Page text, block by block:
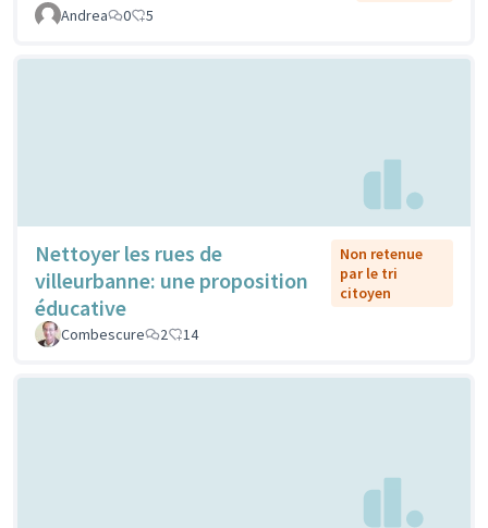
Andrea
0 5
Nettoyer les rues de
villeurbanne: une proposition
éducative
Non retenue
par le tri
citoyen
Combescure 2 14